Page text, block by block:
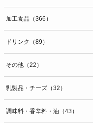
い場合、内容が正確でない
きたす可能性がございます
スログ、Cookie（クッキー
は、お客様のお名前、ご住
お客様を特定する個人情報
個人情報に関する問合わせ窓
〒106-0044 東京都港区東麻
加工食品（366）
ドリンク（89）
その他（22）
乳製品・チーズ（32）
調味料・香辛料・油（43）